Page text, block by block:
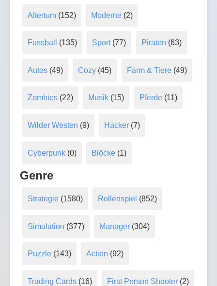
Altertum(152) Moderne (2)
Fussball (135) Sport(77) Piraten (63)
Autos(49) Cozy (45) Farm & Tiere(49)
Zombies(22) Musik (15) Pferde(11)
Wilder Westen (9) Hacker (7)
Cyberpunk(0) Blöcke (1)
Genre
Strategie(1580) Rollenspiel (852)
Simulation (377) Manager (304)
Puzzle(143) Action (92)
Trading Cards(16) First Person Shooter (2)